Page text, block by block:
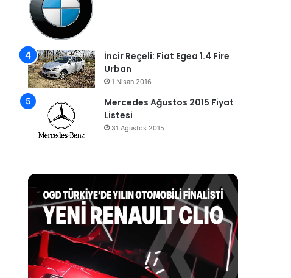
İncir Reçeli: Fiat Egea 1.4 Fire
Urban
1 Nisan 2016
Mercedes Ağustos 2015 Fiyat
Listesi
31 Ağustos 2015